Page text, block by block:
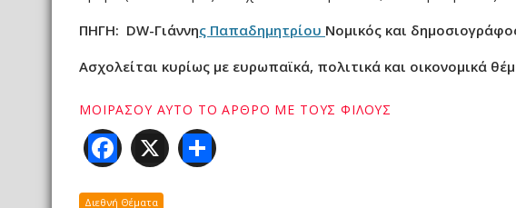
ΠΗΓΗ: DW-Γιάννης Παπαδημητρίου Νομικός και
Ασχολείται κυρίως με ευρωπαϊκά, πολιτικά και οικονομικά
F
ac
X Μ
οι
Διεθνή Θέματα